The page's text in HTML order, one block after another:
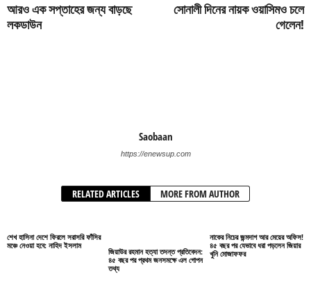
আরও এক সপ্তাহের জন্য বাড়ছে
লকডাউন
সোনালী দিনের নায়ক ওয়াসিমও চলে
গেলেন!
Saobaan
https://enewsup.com
RELATED ARTICLES MORE FROM AUTHOR
শেখ হাসিনা দেশে ফিরলে সরাসরি ফাঁসির
মঞ্চে নেওয়া হবে: নাহিদ ইসলাম
জিয়াউর রহমান হত্যা তদন্ত প্রতিবেদন:
৪৫ বছর পর প্রথম জনসমক্ষে এল গোপন
তথ্য
নাকের নিচের জন্মদাগ আর মেয়ের অফিস!
৪৫ বছর পর যেভাবে ধরা পড়লেন জিয়ার
খুনি মোজাফফর